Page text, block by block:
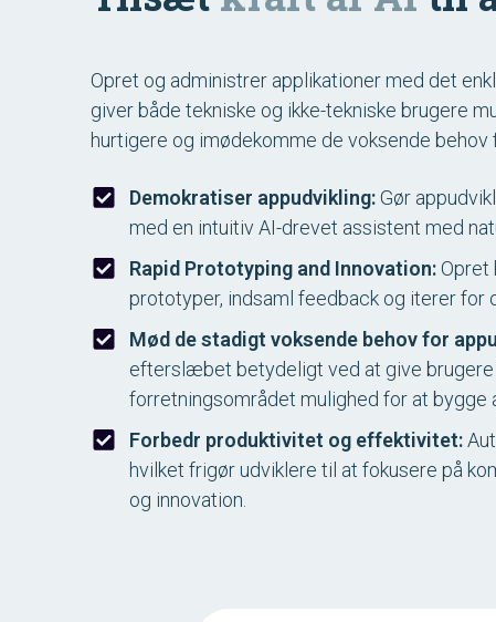
Opret og administrer applikationer med det
giver både tekniske og ikke-tekniske brugere
hurtigere og imødekomme de voksende behov
Demokratiser appudvikling: Gør
med en intuitiv AI-drevet assistent med
Rapid Prototyping and Innovation: Opret
prototyper, indsaml feedback og iterer for
Mød de stadigt voksende behov for
efterslæbet betydeligt ved at give brugere
forretningsområdet mulighed for at bygge
Forbedr produktivitet og effektivitet:
hvilket frigør udviklere til at fokusere på
og innovation.